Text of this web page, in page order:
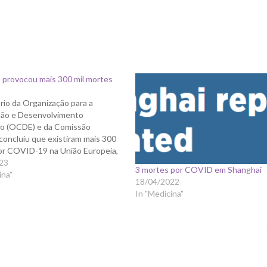
provocou mais 300 mil mortes
da Organização para a
e Desenvolvimento
(OCDE) e da Comissão
que existiram mais 300
COVID-19 na União Europeia,
que foram oficialmente
"No final de Outubro de 2022,
3 mortes por COVID em Shanghai
18/04/2022
In "Medicina"